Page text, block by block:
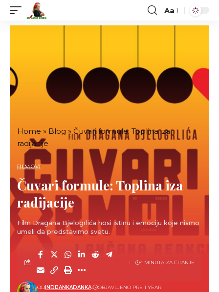
Font
Resizer
Aa
Home » Blog » Čuvari formule: Toplina iza
radijacije
FILMOVI
Čuvari formule: Toplina iza
radijacije
Film Dragana Bjelogrlića nosi istinu i emociju koje nismo
umeli da predstavimo svetu.
ODINDIJANKADANKA OBJAVLJENO PRE 1 YEAR
4 MINUTA ZA ČITANJE